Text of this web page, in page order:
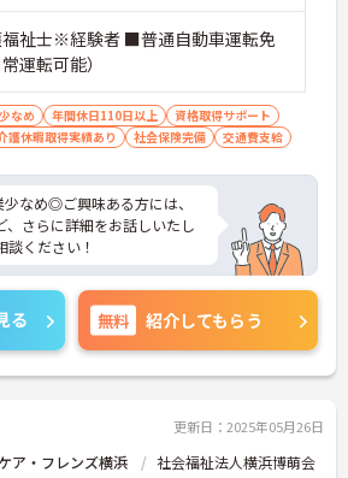
祉士※経験者 ■普通自動車運転免
運転可能）
なめ 年間休日110日以上
資格取得サポート
護休暇取得実績あり 社会保険完備 交通費支給
なめ◎ご興味ある方には、
、さらに詳細をお話しいたし
談ください！
る 無料 紹介してもらう
更新日：2025年05月26日
ア・フレンズ横浜 社会福祉法人横浜博萌会